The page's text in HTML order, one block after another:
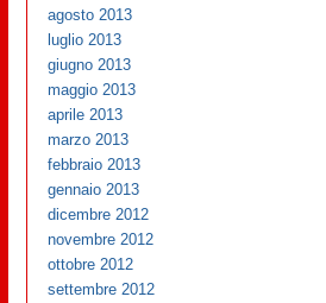
agosto 2013
luglio 2013
giugno 2013
maggio 2013
aprile 2013
marzo 2013
febbraio 2013
gennaio 2013
dicembre 2012
novembre 2012
ottobre 2012
settembre 2012